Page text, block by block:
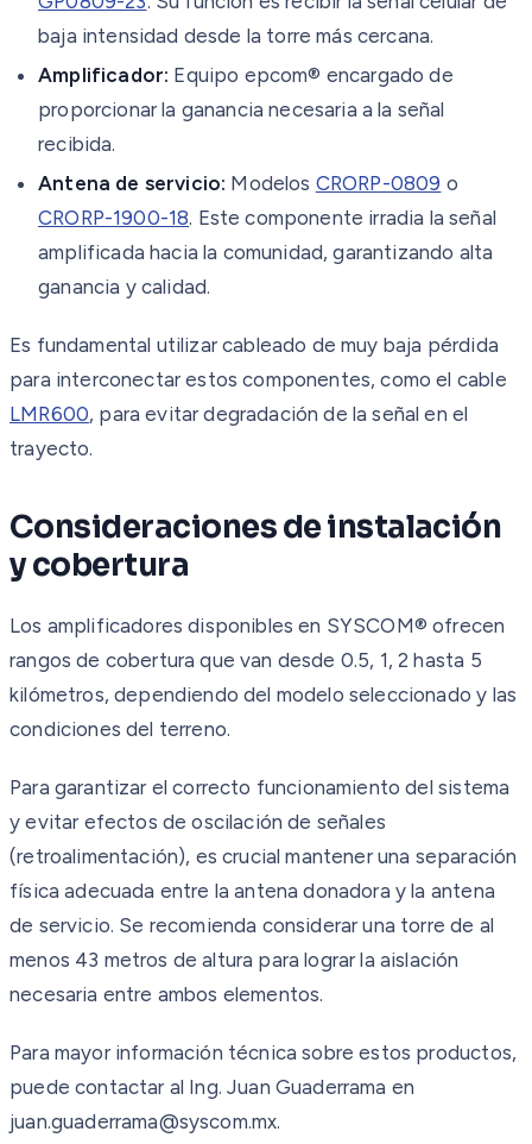
baja intensidad desde la torre más cercana.
Amplificador: Equipo epcom® encargado de
proporcionar la ganancia necesaria a la señal
recibida.
Antena de servicio: Modelos CRORP-0809 o
CRORP-1900-18. Este componente irradia la señal
amplificada hacia la comunidad, garantizando alta
ganancia y calidad.
Es fundamental utilizar cableado de muy baja pérdida
para interconectar estos componentes, como el cable
LMR600, para evitar degradación de la señal en el
trayecto.
Consideraciones de instalación
y cobertura
Los amplificadores disponibles en SYSCOM® ofrecen
rangos de cobertura que van desde 0.5, 1, 2 hasta 5
kilómetros, dependiendo del modelo seleccionado y las
condiciones del terreno.
Para garantizar el correcto funcionamiento del sistema
y evitar efectos de oscilación de señales
(retroalimentación), es crucial mantener una separación
física adecuada entre la antena donadora y la antena
de servicio. Se recomienda considerar una torre de al
menos 43 metros de altura para lograr la aislación
necesaria entre ambos elementos.
Para mayor información técnica sobre estos productos,
puede contactar al Ing. Juan Guaderrama en
juan.guaderrama@syscom.mx.